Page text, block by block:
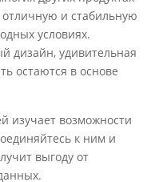
и стабильную
условиях.
дизайн, удивительная
остаются в основе
изучает возможности
к ним и
выгоду от